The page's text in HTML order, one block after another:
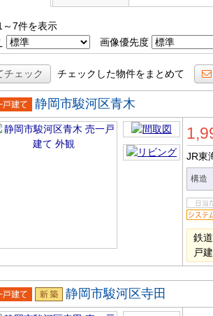
～7件を表示
画像優先度
チェック チェックした物件をまとめて
戸建
静岡市駿河区青木
JR東
構造
鉄
戸
戸建 新築
静岡市駿河区寺田